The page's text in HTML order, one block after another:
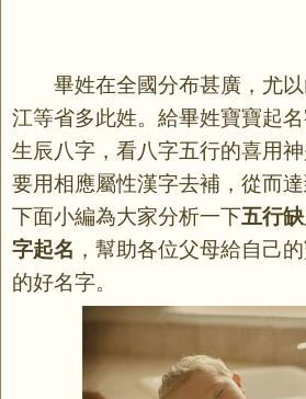
畢姓在全國分布甚廣，尤
江等省多此姓。給畢姓寶寶起
生辰八字，看八字五行的喜用
要用相應屬性漢字去補，從而達
下面小編為大家分析一下五行
字起名 ，幫助各位父母給自己
的好名字。